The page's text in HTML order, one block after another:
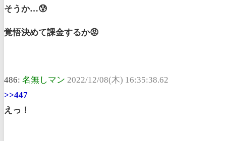
そうか…😰
覚悟決めて課金するか😡
486: 名無しマン 2022/12/08(木) 16:35:38.62
>>447
えっ！